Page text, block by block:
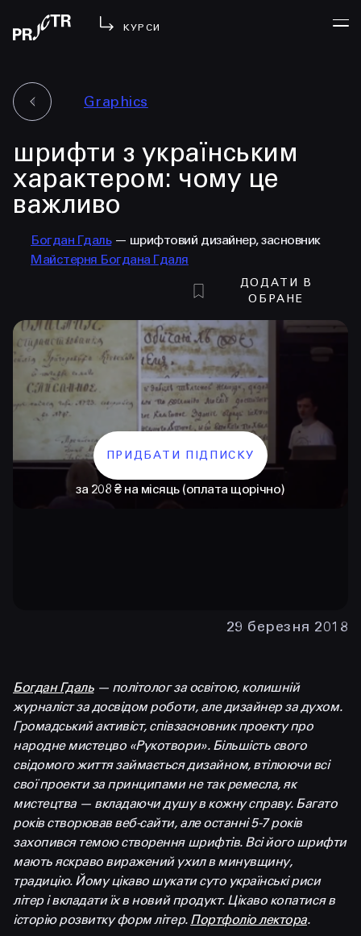
КУРСИ
МЕНЮ
у проджі
бібліотека
менторство
lezo
блог
INSTAGRAM TELEGRAM YOUTUBE
FACEBOOK LINKEDIN
Graphics
шрифти з українським
характером: чому це
важливо
Богдан Гдаль— шрифтовий дизайнер, засновник
Майстерня Богдана Гдаля
ДОДАТИ В
ОБРАНЕ
ПРИДБАТИ ПІДПИСКУ
за 208 ₴ на місяць (оплата щорічно)
29 березня 2018
Богдан Гдаль— політолог за освітою, колишній
журналіст за досвідом роботи, але дизайнер за духом.
Громадський активіст, співзасновник проекту про
народне мистецво «Рукотвори». Більшість свого
свідомого життя займається дизайном, втілюючи всі
свої проекти за принципами не так ремесла, як
мистецтва — вкладаючи душу в кожну справу. Багато
років створював веб-сайти, але останні 5-7 років
захопився темою створення шрифтів. Всі його шрифти
мають яскраво виражений ухил в минувщину,
традицію. Йому цікаво шукати суто українські риси
літер і вкладати їх в новий продукт. Цікаво копатися в
історію розвитку форм літер. Портфоліо лектора.